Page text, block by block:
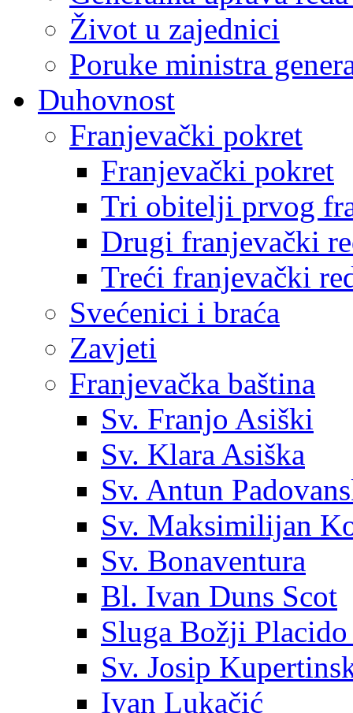
Život u zajednici
Poruke ministra
Duhovnost
Franjevački pokret
Franjevački pokret
Tri obitelji prvog
Drugi franjevački
Treći franjevački
Svećenici i braća
Zavjeti
Franjevačka baština
Sv. Franjo Asiški
Sv. Klara Asiška
Sv. Antun
Sv. Maksimilijan
Sv. Bonaventura
Bl. Ivan Duns Scot
Sluga Božji Placido
Sv. Josip
Ivan Lukačić